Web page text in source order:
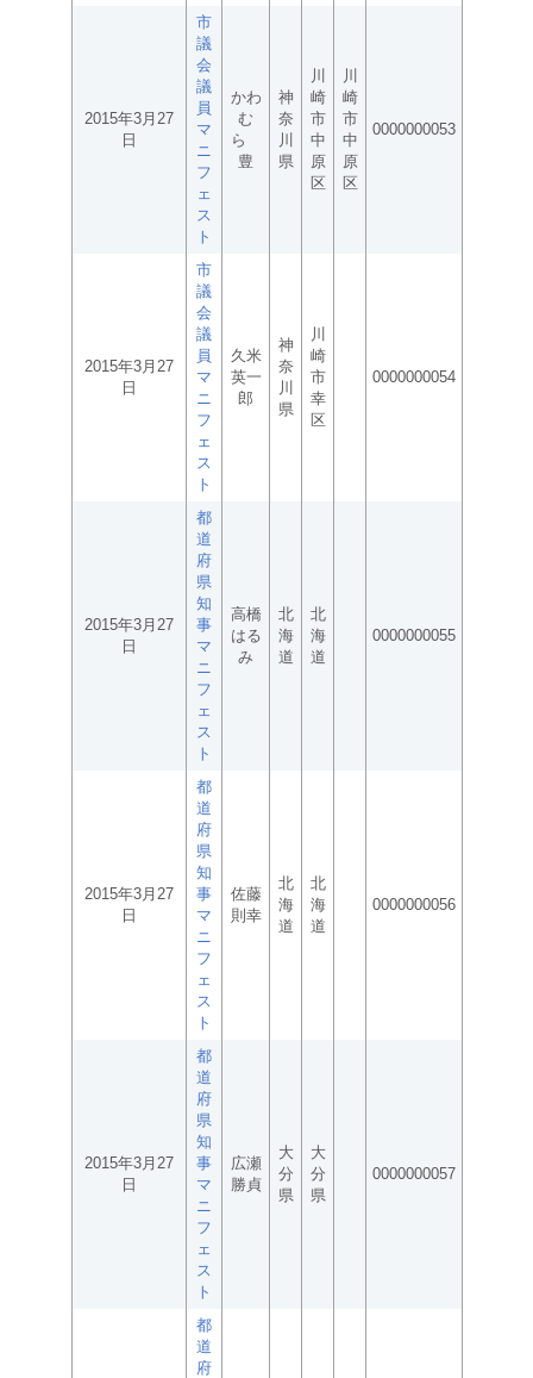
2015年3月27
日
市
議
会
議
員
マ
ニ
フ
ェ
ス
ト
かわ
む
ら
豊
神
奈
川
県
川
崎
市
中
原
区
川
崎
市
中
原
区
0000000053
2015年3月27
日
市
議
会
議
員
マ
ニ
フ
ェ
ス
ト
久米
英一
郎
神
奈
川
県
川
崎
市
幸
区
0000000054
2015年3月27
日
都
道
府
県
知
事
マ
ニ
フ
ェ
ス
ト
高橋
はる
み
北
海
道
北
海
道
0000000055
2015年3月27
日
都
道
府
県
知
事
マ
ニ
フ
ェ
ス
ト
佐藤
則幸
北
海
道
北
海
道
0000000056
2015年3月27
日
都
道
府
県
知
事
マ
ニ
フ
ェ
ス
ト
広瀬
勝貞
大
分
県
大
分
県
0000000057
都
道
府